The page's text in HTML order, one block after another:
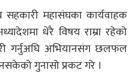
सहकारी महासंघका कार्यवाहक
धेरै विषय राम्रा रहेको
गर्नुअघि अभियानसंग छलफल
गुनासो प्रकट गरे ।